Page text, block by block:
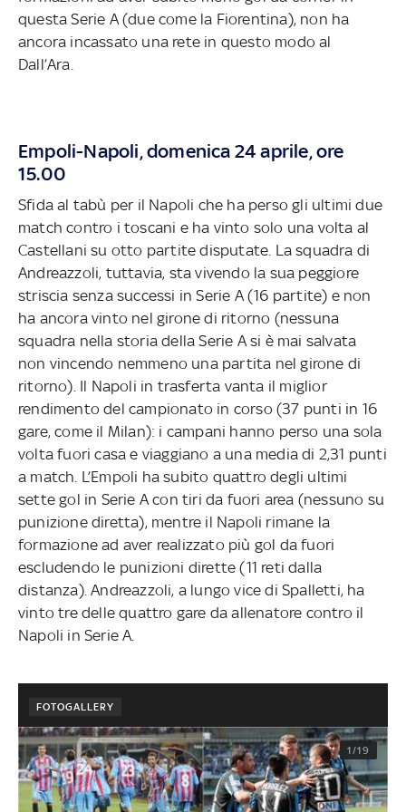
questa Serie A (due come la Fiorentina), non ha
ancora incassato una rete in questo modo al
Dall’Ara.
Empoli-Napoli, domenica 24 aprile, ore
15.00
Sfida al tabù per il Napoli che ha perso gli ultimi due
match contro i toscani e ha vinto solo una volta al
Castellani su otto partite disputate. La squadra di
Andreazzoli, tuttavia, sta vivendo la sua peggiore
striscia senza successi in Serie A (16 partite) e non
ha ancora vinto nel girone di ritorno (nessuna
squadra nella storia della Serie A si è mai salvata
non vincendo nemmeno una partita nel girone di
ritorno). Il Napoli in trasferta vanta il miglior
rendimento del campionato in corso (37 punti in 16
gare, come il Milan): i campani hanno perso una sola
volta fuori casa e viaggiano a una media di 2,31 punti
a match. L’Empoli ha subito quattro degli ultimi
sette gol in Serie A con tiri da fuori area (nessuno su
punizione diretta), mentre il Napoli rimane la
formazione ad aver realizzato più gol da fuori
escludendo le punizioni dirette (11 reti dalla
distanza). Andreazzoli, a lungo vice di Spalletti, ha
vinto tre delle quattro gare da allenatore contro il
Napoli in Serie A.
FOTOGALLERY
1/19